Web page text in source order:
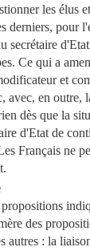
les élus
derniers, pour
secrétaire
Ce qui a
et
avec, en outre,
dès que la
d'Etat de
Français ne
des
autres : la